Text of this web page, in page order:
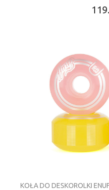
KOŁA DO DESKOROLKI